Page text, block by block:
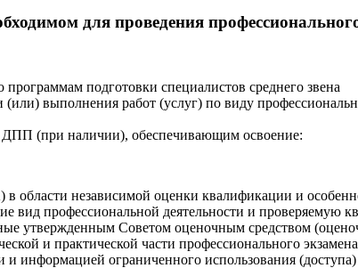
для проведения
подготовки специалистов среднего звена
выполнения работ (услуг) по виду
(при наличии), обеспечивающим освоение:
области независимой оценки квалификации и
вид профессиональной деятельности и проверяемую
утвержденным Советом оценочным средством
и практической части профессионального
информацией ограниченного использования (доступа)